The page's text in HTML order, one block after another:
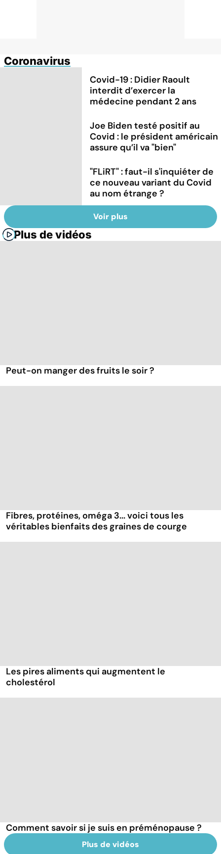
Coronavirus
Covid-19 : Didier Raoult
interdit d’exercer la
médecine pendant 2 ans
Joe Biden testé positif au
Covid : le président américain
assure qu’il va "bien"
"FLiRT" : faut-il s'inquiéter de
ce nouveau variant du Covid
au nom étrange ?
Voir plus
Plus de vidéos
Peut-on manger des fruits le soir ?
Fibres, protéines, oméga 3... voici tous les
véritables bienfaits des graines de courge
Les pires aliments qui augmentent le
cholestérol
Comment savoir si je suis en préménopause ?
Plus de vidéos